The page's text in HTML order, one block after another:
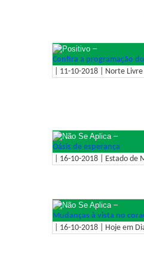
–
Confira a programação
| 11-10-2018 | Norte
–
Oásis de esperança
| 16-10-2018 | Estado de
–
Mudanças à vista no
| 16-10-2018 | Hoje em